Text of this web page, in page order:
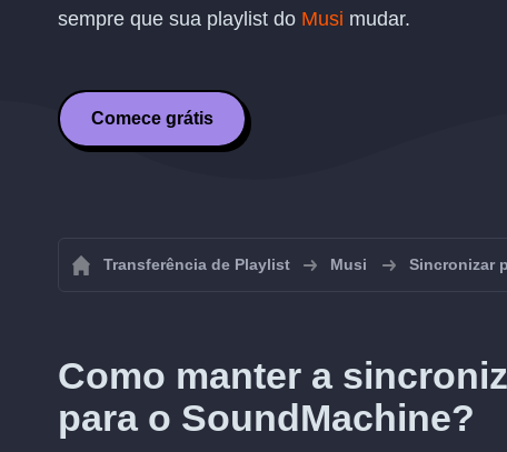
sempre que sua playlist do Musi mudar.
Comece grátis
Transferência de Playlist Musi Sincronizar
Como manter a
para o SoundMachine?